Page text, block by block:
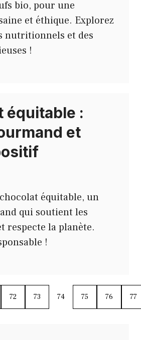
bio, pour une
et éthique. Explorez
nutritionnels et des
!
équitable :
et
équitable, un
qui soutient les
respecte la planète.
!
72 73 74 75 76 77